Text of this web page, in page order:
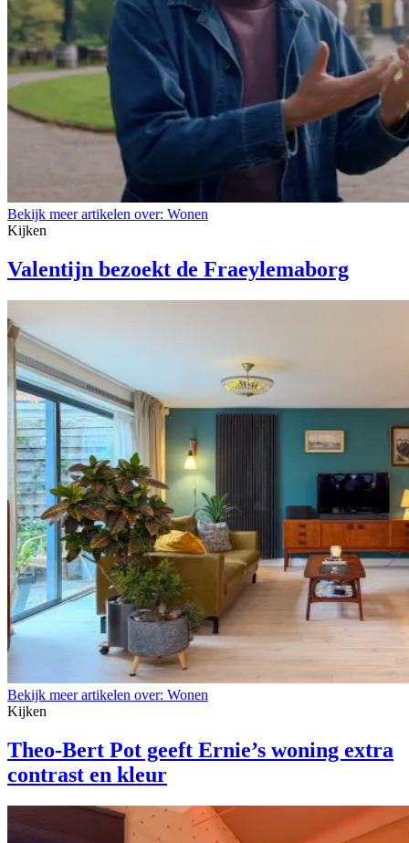
Bekijk meer artikelen over: Wonen
Kijken
Valentijn bezoekt de Fraeylemaborg
Bekijk meer artikelen over: Wonen
Kijken
Theo-Bert Pot geeft Ernie’s woning extra
contrast en kleur